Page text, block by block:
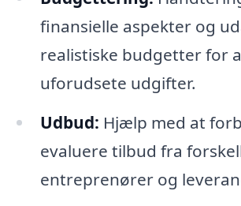
finansielle aspekter og
realistiske budgetter for
uforudsete udgifter.
Udbud: Hjælp med at
evaluere tilbud fra
entreprenører og